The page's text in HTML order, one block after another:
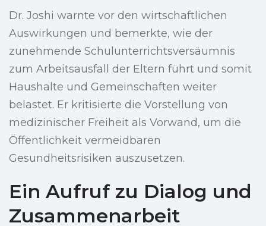
Dr. Joshi warnte vor den wirtschaftlichen
Auswirkungen und bemerkte, wie der
zunehmende Schulunterrichtsversäumnis
zum Arbeitsausfall der Eltern führt und somit
Haushalte und Gemeinschaften weiter
belastet. Er kritisierte die Vorstellung von
medizinischer Freiheit als Vorwand, um die
Öffentlichkeit vermeidbaren
Gesundheitsrisiken auszusetzen.
Ein Aufruf zu Dialog und
Zusammenarbeit